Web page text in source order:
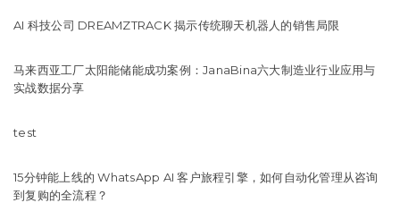
AI 科技公司 DREAMZTRACK 揭示传统聊天机器人的销售局限
马来西亚工厂太阳能储能成功案例：JanaBina六大制造业行业应用与
实战数据分享
test
15分钟能上线的 WhatsApp AI 客户旅程引擎，如何自动化管理从咨询
到复购的全流程？